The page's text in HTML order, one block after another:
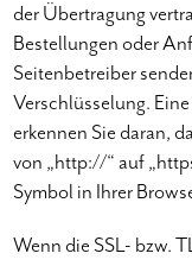
der Übertragung
Bestellungen oder
Seitenbetreiber
Verschlüsselung.
erkennen Sie daran,
von „http://“ auf
Symbol in Ihrer
Wenn die SSL- bzw.